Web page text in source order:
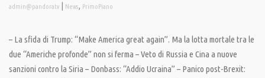
admin@pandoratv | News, PrimoPiano
– La sfida di Trump: “Make America great again”. Ma la lotta mortale tra le
due “Americhe profonde” non si ferma – Veto di Russia e Cina a nuove
sanzioni contro la Siria – Donbass: “Addio Ucraina” – Panico post-Brexit: